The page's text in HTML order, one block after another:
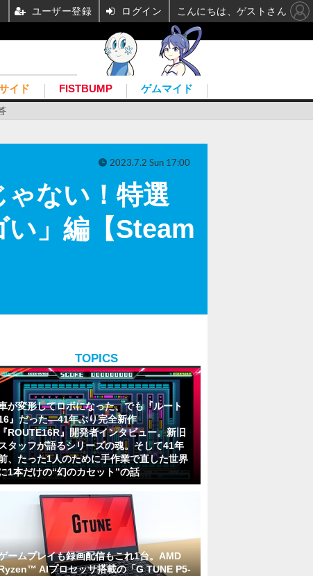
イド FISTBUMP ゲムマイド
ない！特選
」編【Steam
2023.7.2 Sun 17:00
TOPICS
が変形してロボになった、でも『ルート
』だった―41年ぶり完全新作
『ROUTE16R』開発者インタビュー。新旧
スタッフが語るシリーズの魂。そして41年
、たった1人のために手作業で直した世界
1本だけの“幻のカセット”の話
ームプレイも録画配信もこれ1台。AMD
AIプロセッサ搭載の「G TUNE P5-
ユーザー登録 ログイン こんにちは、ゲストさん